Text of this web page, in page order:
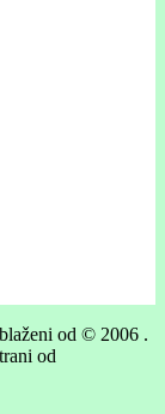
od © 2006 .
od